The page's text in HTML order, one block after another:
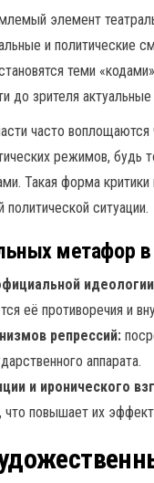
элемент
и политические
теми
до зрителя
часто
режимов, будь
Такая форма критики
ситуации.
метафор
её противоречия и
репрессий:
аппарата.
и иронического
повышает их